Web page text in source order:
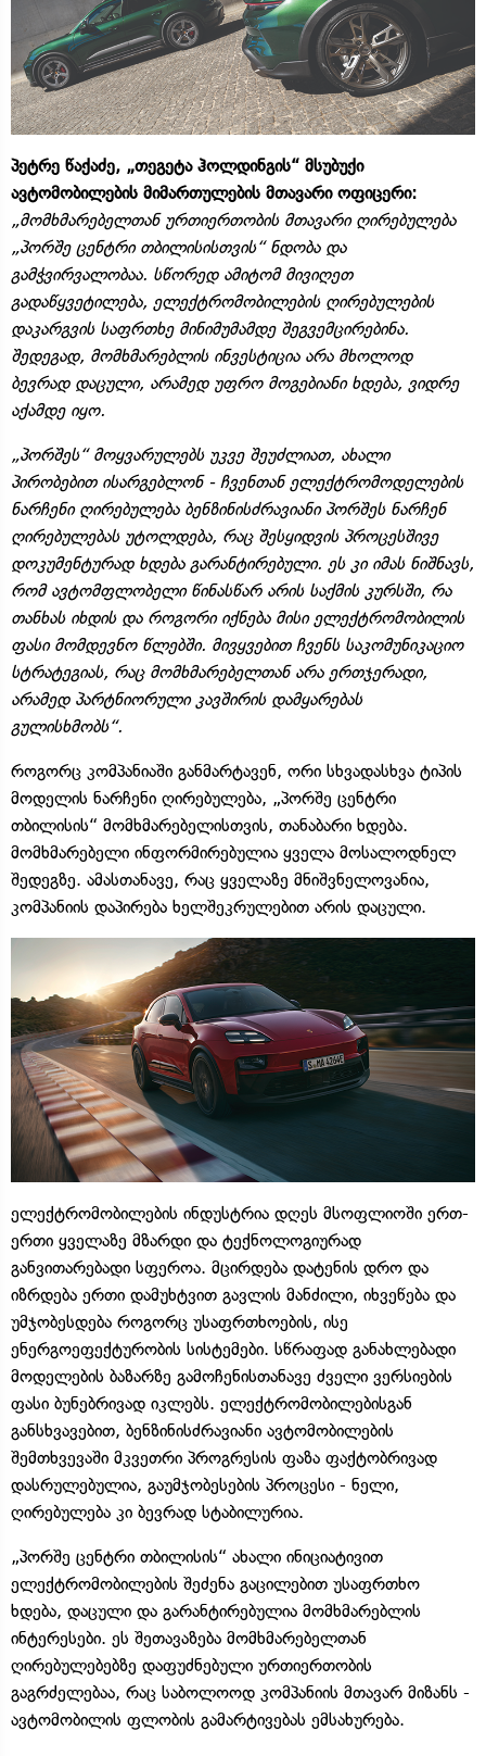
პეტრე წაქაძე, „თეგეტა ჰოლდინგის“ მსუბუქი
ავტომობილების მიმართულების მთავარი ოფიცერი:
„მომხმარებელთან ურთიერთობის მთავარი ღირებულება
„პორშე ცენტრი თბილისისთვის“ ნდობა და
გამჭვირვალობაა. სწორედ ამიტომ მივიღეთ
გადაწყვეტილება, ელექტრომობილების ღირებულების
დაკარგვის საფრთხე მინიმუმამდე შეგვემცირებინა.
შედეგად, მომხმარებლის ინვესტიცია არა მხოლოდ
ბევრად დაცული, არამედ უფრო მოგებიანი ხდება, ვიდრე
აქამდე იყო.
„პორშეს“ მოყვარულებს უკვე შეუძლიათ, ახალი
პირობებით ისარგებლონ - ჩვენთან ელექტრომოდელების
ნარჩენი ღირებულება ბენზინისძრავიანი პორშეს ნარჩენ
ღირებულებას უტოლდება, რაც შესყიდვის პროცესშივე
დოკუმენტურად ხდება გარანტირებული. ეს კი იმას ნიშნავს,
რომ ავტომფლობელი წინასწარ არის საქმის კურსში, რა
თანხას იხდის და როგორი იქნება მისი ელექტრომობილის
ფასი მომდევნო წლებში. მივყვებით ჩვენს საკომუნიკაციო
სტრატეგიას, რაც მომხმარებელთან არა ერთჯერადი,
არამედ პარტნიორული კავშირის დამყარებას
გულისხმობს“.
როგორც კომპანიაში განმარტავენ, ორი სხვადასხვა ტიპის
მოდელის ნარჩენი ღირებულება, „პორშე ცენტრი
თბილისის“ მომხმარებელისთვის, თანაბარი ხდება.
მომხმარებელი ინფორმირებულია ყველა მოსალოდნელ
შედეგზე. ამასთანავე, რაც ყველაზე მნიშვნელოვანია,
კომპანიის დაპირება ხელშეკრულებით არის დაცული.
ელექტრომობილების ინდუსტრია დღეს მსოფლიოში ერთ-
ერთი ყველაზე მზარდი და ტექნოლოგიურად
განვითარებადი სფეროა. მცირდება დატენის დრო და
იზრდება ერთი დამუხტვით გავლის მანძილი, იხვეწება და
უმჯობესდება როგორც უსაფრთხოების, ისე
ენერგოეფექტურობის სისტემები. სწრაფად განახლებადი
მოდელების ბაზარზე გამოჩენისთანავე ძველი ვერსიების
ფასი ბუნებრივად იკლებს. ელექტრომობილებისგან
განსხვავებით, ბენზინისძრავიანი ავტომობილების
შემთხვევაში მკვეთრი პროგრესის ფაზა ფაქტობრივად
დასრულებულია, გაუმჯობესების პროცესი - ნელი,
ღირებულება კი ბევრად სტაბილურია.
„პორშე ცენტრი თბილისის“ ახალი ინიციატივით
ელექტრომობილების შეძენა გაცილებით უსაფრთხო
ხდება, დაცული და გარანტირებულია მომხმარებლის
ინტერესები. ეს შეთავაზება მომხმარებელთან
ღირებულებებზე დაფუძნებული ურთიერთობის
გაგრძელებაა, რაც საბოლოოდ კომპანიის მთავარ მიზანს -
ავტომობილის ფლობის გამარტივებას ემსახურება.